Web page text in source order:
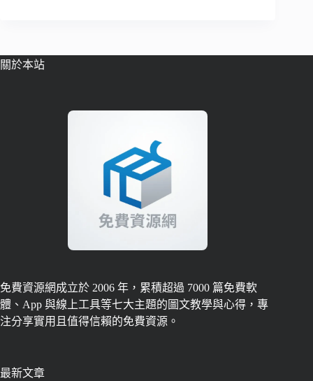
關於本站
免費資源網成立於 2006 年，累積超過 7000 篇免費軟
體、App 與線上工具等七大主題的圖文教學與心得，專
注分享實用且值得信賴的免費資源。
最新文章